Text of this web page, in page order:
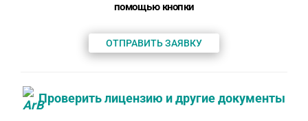
помощью кнопки
ОТПРАВИТЬ ЗАЯВКУ
Проверить лицензию и другие документы